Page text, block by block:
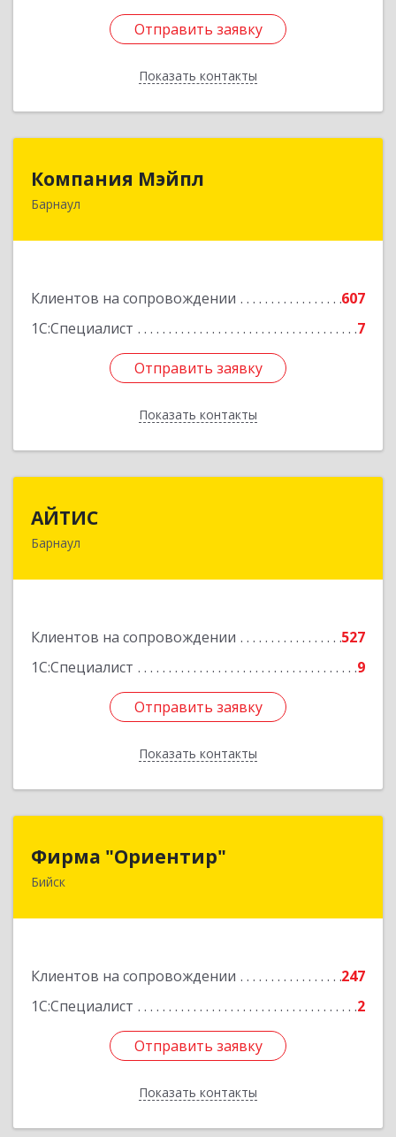
Отправить заявку
Показать контакты
Отправить заявку
Назад
Компания Мэйпл
Барнаул
Клиентов на сопровождении
607
1С:Специалист
7
Отправить заявку
Показать контакты
Отправить заявку
Назад
АЙТИС
Барнаул
Клиентов на сопровождении
527
1С:Специалист
9
Отправить заявку
Показать контакты
656067, Алтайский край, Барнаул г, Взлетная ул,
Отправить заявку
Назад
Фирма "Ориентир"
Бийск
Клиентов на сопровождении
247
1С:Специалист
2
Отправить заявку
Показать контакты
659300, Алтайский край, Бийск г, Сергея Кирова
Отправить заявку
Назад